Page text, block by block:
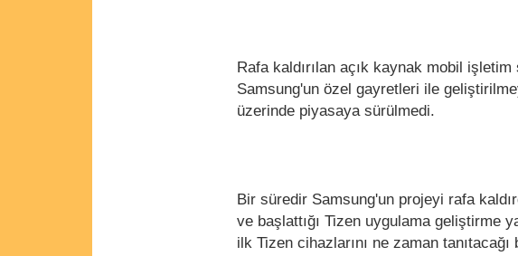
Rafa kaldırılan açık kaynak mobil
Samsung'un özel gayretleri ile
üzerinde piyasaya sürülmedi.
Bir süredir Samsung'un projeyi rafa
ve başlattığı Tizen uygulama geliştirme
ilk Tizen cihazlarını ne zaman